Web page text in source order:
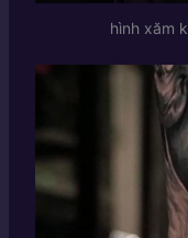
hình xăm